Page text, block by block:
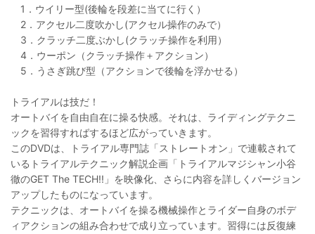
1．ウイリー型(後輪を段差に当てに行く）
2．アクセル二度吹かし(アクセル操作のみで）
3．クラッチ二度ぶかし(クラッチ操作を利用）
4．ウーポン（クラッチ操作＋アクション）
5．うさぎ跳び型（アクションで後輪を浮かせる）
トライアルは技だ！
オートバイを自由自在に操る快感。それは、ライディングテクニ
ックを習得すればするほど広がっていきます。
このDVDは、トライアル専門誌「ストレートオン」で連載されて
いるトライアルテクニック解説企画「トライアルマジシャン小谷
徹のGET The TECH!!」を映像化、さらに内容を詳しくバージョン
アップしたものになっています。
テクニックは、オートバイを操る機械操作とライダー自身のボデ
ィアクションの組み合わせで成り立っています。習得には反復練